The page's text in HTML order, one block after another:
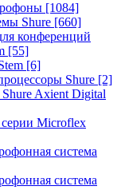
[1084]
Shure [660]
конференций
[55]
[6]
Shure [2]
Axient Digital
Microflex
система
система